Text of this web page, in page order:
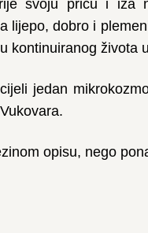
svoju priču i iza
lijepo, dobro i
kontinuiranog života
jedan
opisu, nego